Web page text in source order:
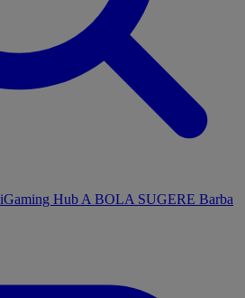
iGaming Hub A BOLA SUGERE Barba